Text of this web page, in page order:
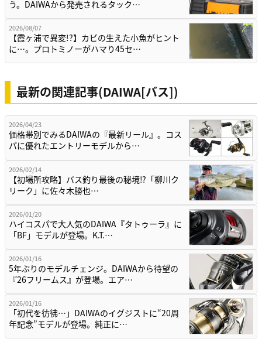
う。DAIWAから発売されるタック…
2026/08/07
【霞ヶ浦で異変!?】カビの生えた小魚がヒント
に…。プロトミノーがハマり45セ…
最新の関連記事(DAIWA[バス])
2026/04/23
価格帯別でみるDAIWAの『最新リール』。コス
パに優れたエントリーモデルから…
2026/02/14
【初場所攻略】バス釣り最後の秘境⁉「柳川ク
リーク」に佐々木勝也…
2026/01/20
ハイコスパで大人気のDAIWA『タトゥーラ』に
「BF」モデルが登場。K.T.…
2026/01/16
5年ぶりのモデルチェンジ。DAIWAから待望の
『26フリームス』が登場。エア…
2026/01/16
「初代を彷彿…」DAIWAのイグジストに“20周
年記念”モデルが登場。純正に…